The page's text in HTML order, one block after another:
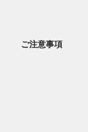
ご注意事項